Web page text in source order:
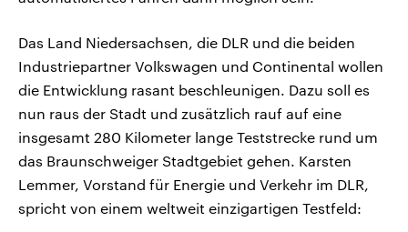
Das Land Niedersachsen, die DLR und die beiden
Industriepartner Volkswagen und Continental wollen
die Entwicklung rasant beschleunigen. Dazu soll es
nun raus der Stadt und zusätzlich rauf auf eine
insgesamt 280 Kilometer lange Teststrecke rund um
das Braunschweiger Stadtgebiet gehen. Karsten
Lemmer, Vorstand für Energie und Verkehr im DLR,
spricht von einem weltweit einzigartigen Testfeld: